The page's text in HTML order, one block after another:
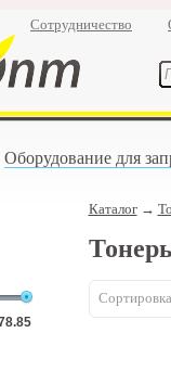
Сотрудничество
Оборудование для
Каталог→